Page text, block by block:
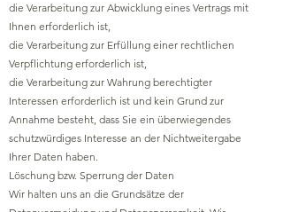
die Verarbeitung zur Abwicklung eines Vertrags mit
Ihnen erforderlich ist,
die Verarbeitung zur Erfüllung einer rechtlichen
Verpflichtung erforderlich ist,
die Verarbeitung zur Wahrung berechtigter
Interessen erforderlich ist und kein Grund zur
Annahme besteht, dass Sie ein überwiegendes
schutzwürdiges Interesse an der Nichtweitergabe
Ihrer Daten haben.
Löschung bzw. Sperrung der Daten
Wir halten uns an die Grundsätze der